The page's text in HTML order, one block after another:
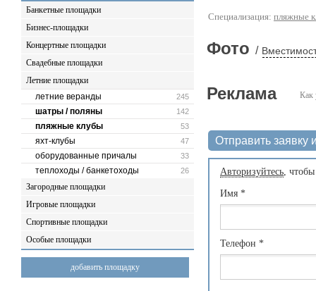
Банкетные площадки
Бизнес-площадки
Концертные площадки
Свадебные площадки
Летние площадки
245
летние веранды
142
шатры / поляны
53
пляжные клубы
47
яхт-клубы
33
оборудованные причалы
26
теплоходы / банкетоходы
Загородные площадки
Игровые площадки
Спортивные площадки
Особые площадки
добавить площадку
Специализация: пляжные
Фото /
Как
Реклама
Отправить заявку
Авторизуйтесь,
Имя *
Телефон *